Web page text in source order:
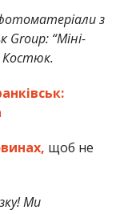
з
Group: “Міні-
Костюк.
щоб не
Ми